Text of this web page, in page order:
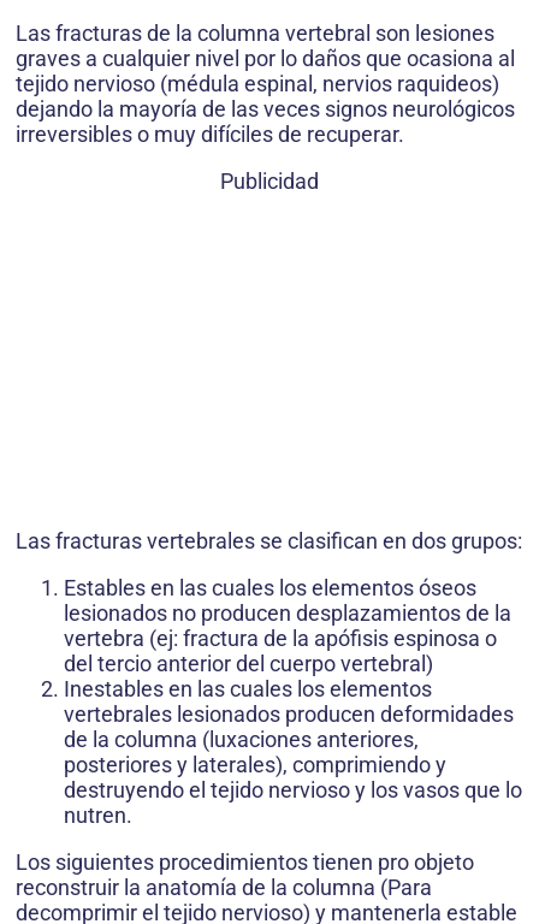
Las fracturas de la columna vertebral son lesiones
graves a cualquier nivel por lo daños que ocasiona al
tejido nervioso (médula espinal, nervios raquideos)
dejando la mayoría de las veces signos neurológicos
irreversibles o muy difíciles de recuperar.
Publicidad
Las fracturas vertebrales se clasifican en dos grupos:
Estables en las cuales los elementos óseos
lesionados no producen desplazamientos de la
vertebra (ej: fractura de la apófisis espinosa o
del tercio anterior del cuerpo vertebral)
Inestables en las cuales los elementos
vertebrales lesionados producen deformidades
de la columna (luxaciones anteriores,
posteriores y laterales), comprimiendo y
destruyendo el tejido nervioso y los vasos que lo
nutren.
Los siguientes procedimientos tienen pro objeto
reconstruir la anatomía de la columna (Para
decomprimir el tejido nervioso) y mantenerla estable